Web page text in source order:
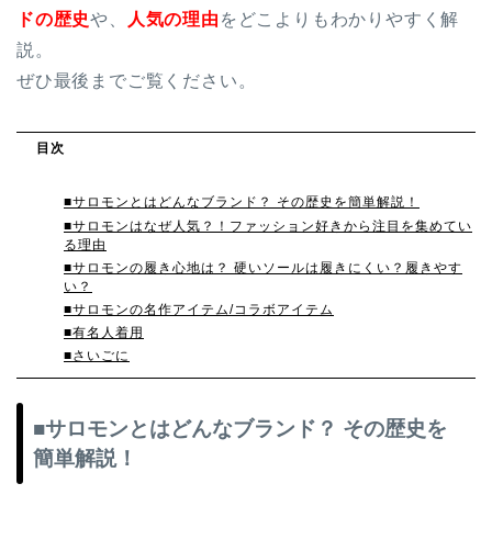
ドの歴史や、 人気の理由 をどこよりもわかりやすく解
説。
ぜひ最後までご覧ください。
目次
■サロモンとはどんなブランド？ その歴史を簡単解説！
■サロモンはなぜ人気？！ファッション好きから注目を集めてい
る理由
■サロモンの履き心地は？ 硬いソールは履きにくい？履きやす
い？
■サロモンの名作アイテム/コラボアイテム
■有名人着用
■さいごに
■サロモンとはどんなブランド？ その歴史を
簡単解説！